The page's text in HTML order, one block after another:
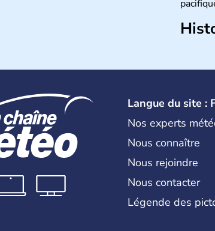
intense.
Langue du site :
Nos experts
Nous connaître
Nous rejoindre
Nous contacter
Légende des